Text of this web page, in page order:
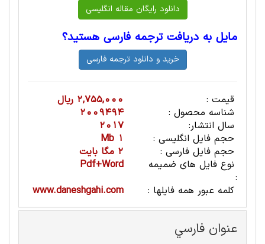
مایل به دریافت ترجمه فارسی هستید؟
قیمت :
2,755,000 ریال
شناسه محصول :
2009494
سال انتشار:
2017
حجم فایل انگلیسی :
1 Mb
حجم فایل فارسی :
2 مگا بایت
نوع فایل های ضمیمه
:
Pdf+Word
کلمه عبور همه فایلها :
www.daneshgahi.com
عنوان فارسي